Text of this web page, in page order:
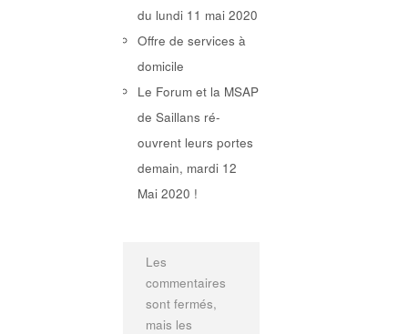
du lundi 11 mai 2020
Offre de services à
domicile
Le Forum et la MSAP
de Saillans ré-
ouvrent leurs portes
demain, mardi 12
Mai 2020 !
Les
commentaires
sont fermés,
mais les